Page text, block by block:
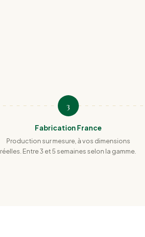
3
Fabrication France
Production sur mesure, à vos dimensions
réelles. Entre 3 et 5 semaines selon la gamme.